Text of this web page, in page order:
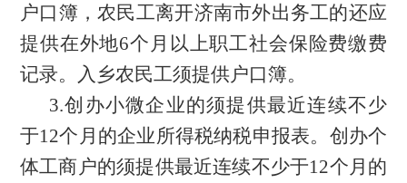
户口簿 ，农民工离开济南市外出务工的还应
提供在外地6个月以上职工社会保险费缴费
记录。入乡农民工须提供户口簿。
3.创办小微企业的须提供最近连续不少
于12个月的企业所得税纳税申报表。创办个
体工商户的须提供最近连续不少于12个月的